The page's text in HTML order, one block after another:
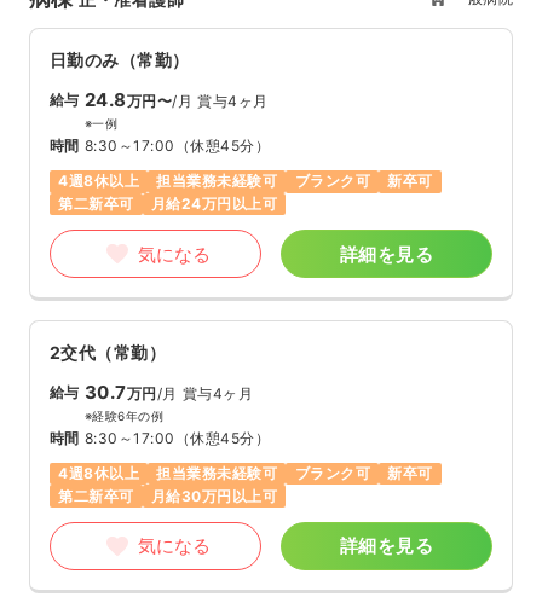
日勤のみ（常勤）
給与 24.8万円〜/月 賞与4ヶ月
※一例
時間 8:30～17:00 （休憩45分）
4週8休以上
担当業務未経験可 ブランク可
新卒可
第二新卒可
月給24万円以上可
気になる 詳細を見る
2交代（常勤）
給与 30.7万円/月 賞与4ヶ月
※経験6年の例
時間 8:30～17:00 （休憩45分）
4週8休以上
担当業務未経験可 ブランク可
新卒可
第二新卒可
月給30万円以上可
気になる 詳細を見る